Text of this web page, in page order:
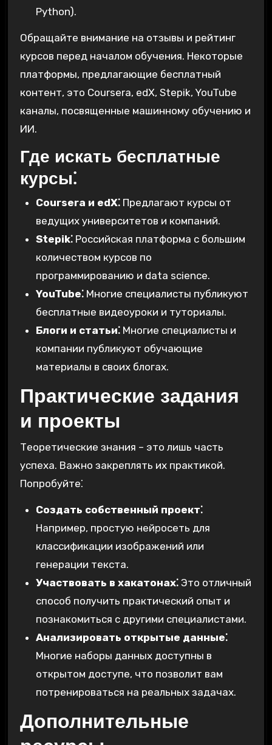
Python).
Обращайте внимание на отзывы и рейтинг
курсов перед началом обучения. Некоторые
платформы, предлагающие бесплатный
контент, это Coursera, edX, Stepik, YouTube
каналы, посвященные машинному обучению и
ИИ.
Где искать бесплатные
курсы⁚
Coursera и edX⁚Предлагают курсы от
ведущих университетов и компаний.
Stepik⁚Российская платформа с большим
количеством курсов по
программированию и data science.
YouTube⁚Многие специалисты публикуют
бесплатные видеоуроки и туториалы.
Блоги и статьи⁚Многие специалисты и
компании публикуют обучающие
материалы в своих блогах.
Практические задания
и проекты
Теоретические знания – это лишь часть
успеха. Важно закреплять их практикой.
Попробуйте⁚
Создать собственный проект⁚
Например, простую нейросеть для
классификации изображений или
генерации текста.
Участвовать в хакатонах⁚Это отличный
способ получить практический опыт и
познакомиться с другими специалистами.
Анализировать открытые данные⁚
Многие наборы данных доступны в
открытом доступе, что позволит вам
потренироваться на реальных задачах.
Дополнительные